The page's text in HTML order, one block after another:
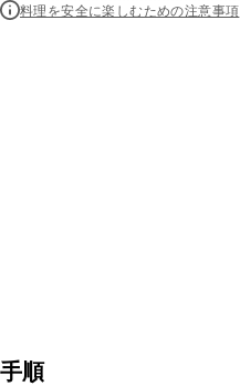
料理を安全に楽しむための注意事項
手順